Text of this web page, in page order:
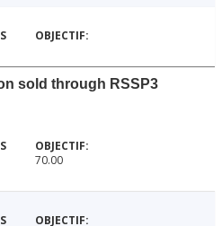
sold through RSSP3
70.00